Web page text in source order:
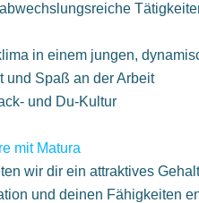
in einem jungen,
und Spaß an der Arbeit
und Du-Kultur
mit Matura
wir dir ein attraktives
und deinen Fähigkeiten